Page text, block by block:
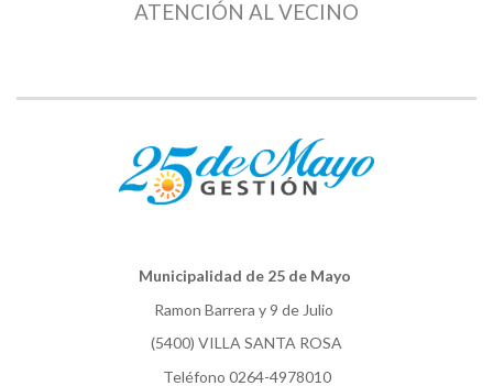
ATENCIÓN AL VECINO
Municipalidad de 25 de Mayo
Ramon Barrera y 9 de Julio
(5400) VILLA SANTA ROSA
Teléfono 0264-4978010